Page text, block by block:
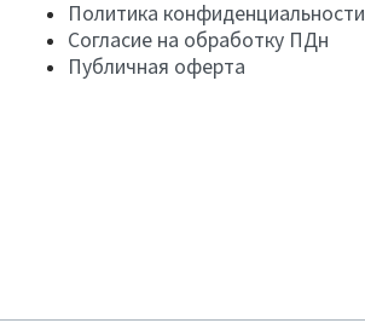
Политика конфиденциальности
Согласие на обработку ПДн
Публичная оферта